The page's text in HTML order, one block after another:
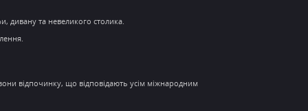
дивану та невеликого столика.
відпочинку, що відповідають усім міжнародним